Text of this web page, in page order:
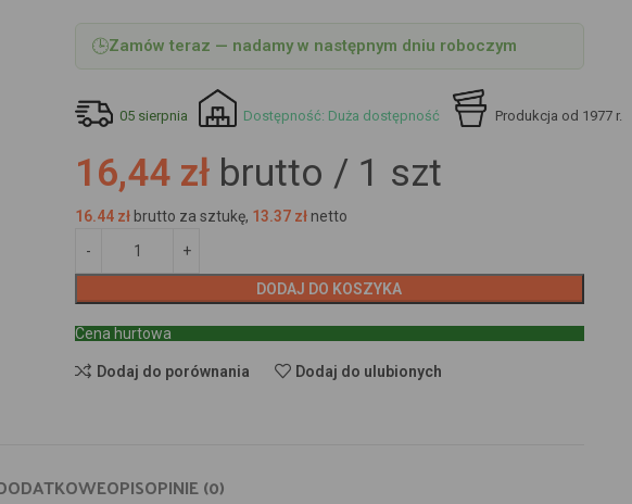
🕒Zamów teraz — nadamy w następnym dniu roboczym
05 sierpnia Dostępność: Duża dostępność Produkcja od 1977 r.
16,44 zł brutto / 1 szt
16.44 zł brutto za sztukę, 13.37 zł netto
DODAJ DO KOSZYKA
Cena hurtowa
Dodaj do porównania Dodaj do ulubionych
OPISOPINIE (0)